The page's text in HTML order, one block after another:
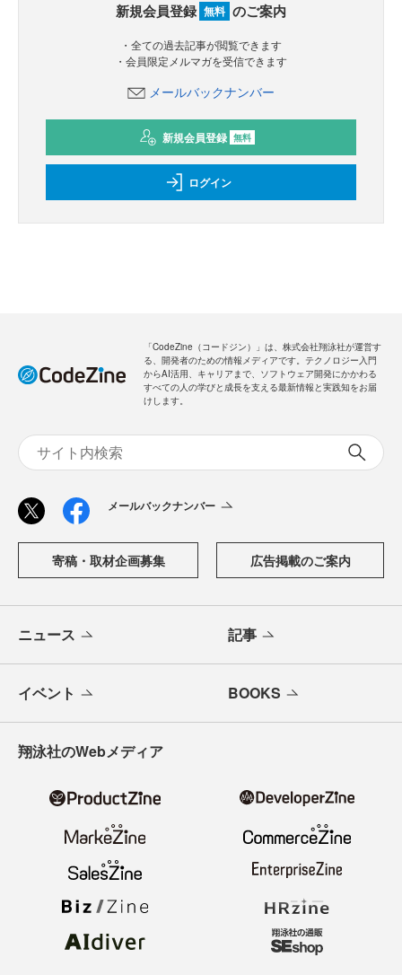
新規会員登録 無料 のご案内
・全ての過去記事が閲覧できます
・会員限定メルマガを受信できます
メールバックナンバー
新規会員登録 無料
ログイン
「CodeZine（コードジン）」は、株式会社翔泳社が運営す
る、開発者のための情報メディアです。テクノロジー入門
からAI活用、キャリアまで、ソフトウェア開発にかかわる
すべての人の学びと成長を支える最新情報と実践知をお届
けします。
メールバックナンバー
寄稿・取材企画募集 広告掲載のご案内
ニュース 記事
イベント BOOKS
翔泳社のWebメディア